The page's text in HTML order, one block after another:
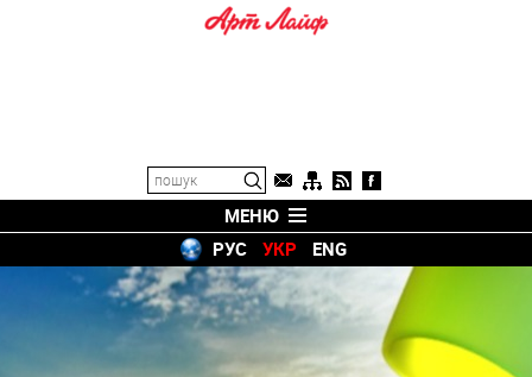
МЕНЮ
РУС
УКР ENG